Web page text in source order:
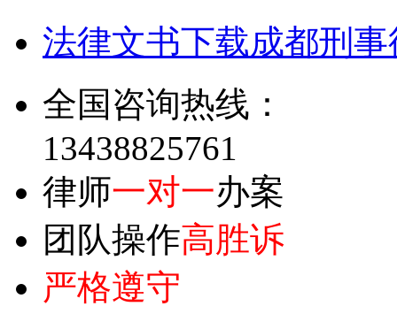
法律文书下载成都刑
全国咨询热线：
13438825761
律师一对一办案
团队操作高胜诉
严格遵守